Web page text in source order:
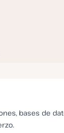
bases de